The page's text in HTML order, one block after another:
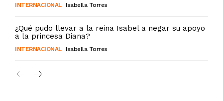
INTERNACIONAL Isabella Torres
¿Qué pudo llevar a la reina Isabel a negar su apoyo
a la princesa Diana?
INTERNACIONAL Isabella Torres